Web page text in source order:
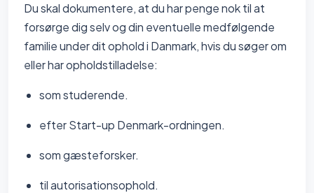
Du skal dokumentere, at du har penge nok til at
forsørge dig selv og din eventuelle medfølgende
familie under dit ophold i Danmark, hvis du søger om
eller har opholdstilladelse:
som studerende.
efter Start-up Denmark-ordningen.
som gæsteforsker.
til autorisationsophold.